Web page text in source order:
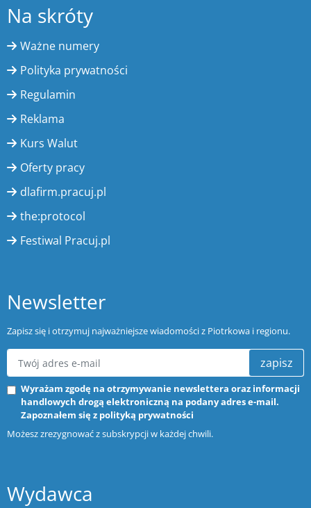
Na skróty
Ważne numery
Polityka prywatności
Regulamin
Reklama
Kurs Walut
Oferty pracy
dlafirm.pracuj.pl
the:protocol
Festiwal Pracuj.pl
Newsletter
Zapisz się i otrzymuj najważniejsze wiadomości z Piotrkowa i regionu.
zapisz
Wyrażam zgodę na otrzymywanie newslettera oraz informacji
handlowych drogą elektroniczną na podany adres e-mail.
Zapoznałem się z polityką prywatności
Możesz zrezygnować z subskrypcji w każdej chwili.
Wydawca